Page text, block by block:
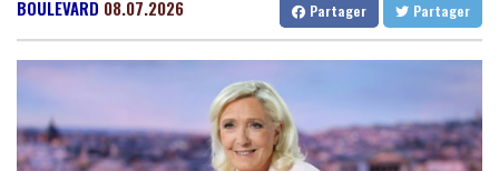
Haiti
25 °C Madagascar
23 °C
Congo
33 °C Cayenne
28 °C
26 °C
Bruxelles
26 °C Vancouver
16 °C
Monte-Carlo
30 °C
A Kiev, dernier adieu à un bénévole qui a consacré sa vie aux
morts
Euro d'athlétisme: Duplantis, Werro, Jacobs, les stars à suivre à
Birmingham
Violences sexuelles sur mineurs: un courrier de Darmanin pointe
BOULEVARD 08.07.2026 Partager Partager